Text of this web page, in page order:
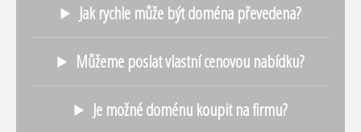
Jak rychle může být doména převedena?
Můžeme poslat vlastní cenovou nabídku?
Je možné doménu koupit na firmu?